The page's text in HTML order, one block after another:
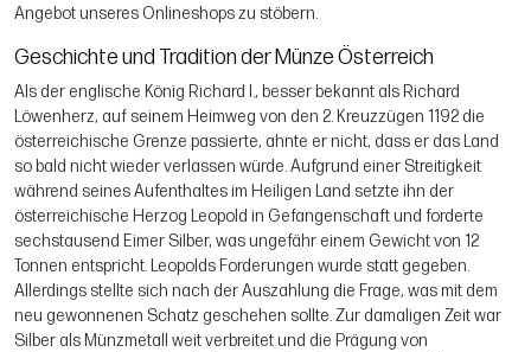
Angebot unseres Onlineshops zu stöbern.
Geschichte und Tradition der Münze Österreich
Als der englische König Richard I., besser bekannt als Richard
Löwenherz, auf seinem Heimweg von den 2. Kreuzzügen 1192 die
österreichische Grenze passierte, ahnte er nicht, dass er das Land
so bald nicht wieder verlassen würde. Aufgrund einer Streitigkeit
während seines Aufenthaltes im Heiligen Land setzte ihn der
österreichische Herzog Leopold in Gefangenschaft und forderte
sechstausend Eimer Silber, was ungefähr einem Gewicht von 12
Tonnen entspricht. Leopolds Forderungen wurde statt gegeben.
Allerdings stellte sich nach der Auszahlung die Frage, was mit dem
neu gewonnenen Schatz geschehen sollte. Zur damaligen Zeit war
Silber als Münzmetall weit verbreitet und die Prägung von